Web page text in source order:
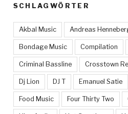
SCHLAGWÖRTER
Akbal Music Andreas
Bondage Music Compilation
Criminal Bassline Crosstown
Dj Lion DJ T Emanuel Satie
Food Music Four Thirty Two